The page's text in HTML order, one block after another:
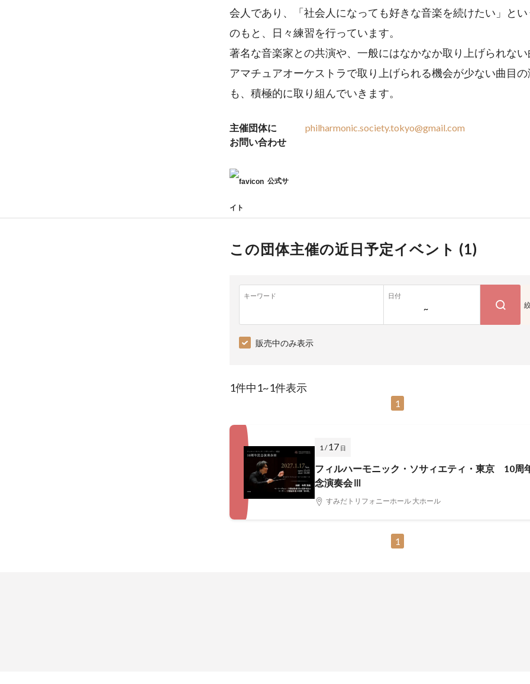
会人であり、「社会人になっても好きな音楽を続けたい」と
のもと、日々練習を行っています。
著名な音楽家との共演や、一般にはなかなか取り上げられな
アマチュアオーケストラで取り上げられる機会が少ない曲目
も、積極的に取り組んでいきます。
主催団体に
お問い合わせ
philharmonic.society.tokyo@gmail.com
公式サ
イト
この団体主催の近日予定イベント (1)
キーワード 日付
~
販売中のみ表示
1件中1~1件表示
1
1 /17 日
フィルハーモニック・ソサィエティ・東京 10周
念演奏会Ⅲ
すみだトリフォニーホール 大ホール
1